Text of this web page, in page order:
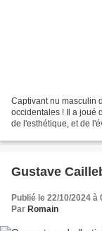
Captivant nu masculin
occidentales ! Il a joué
de l'esthétique, et de
Gustave
Publié le 22/10/2024 à
Par Romain